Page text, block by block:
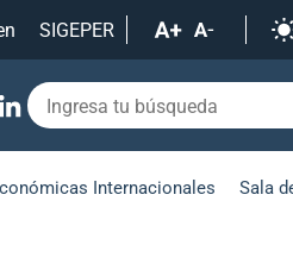
SIGEPER
Internacionales Sala